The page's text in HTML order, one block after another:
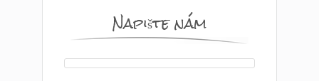
Napište nám